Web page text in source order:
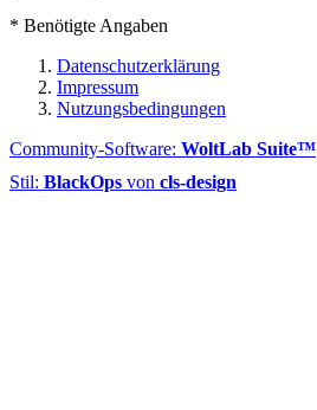
* Benötigte Angaben
Datenschutzerklärung
Impressum
Nutzungsbedingungen
Community-Software: WoltLab Suite™
Stil: BlackOps von cls-design